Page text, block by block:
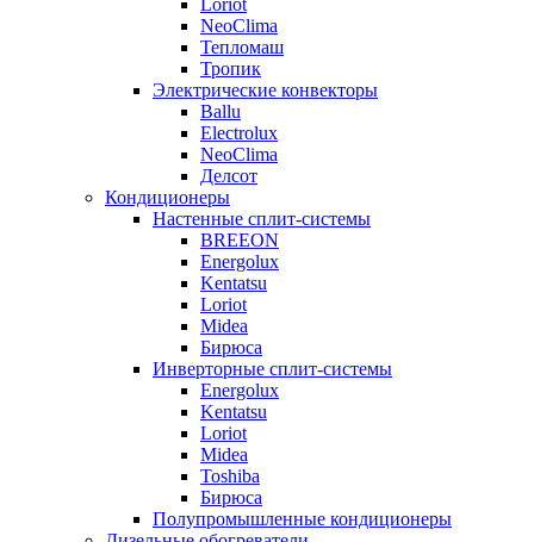
Loriot
NeoClima
Тепломаш
Тропик
Электрические конвекторы
Ballu
Electrolux
NeoClima
Делсот
Кондиционеры
Настенные сплит-системы
BREEON
Energolux
Kentatsu
Loriot
Midea
Бирюса
Инверторные сплит-системы
Energolux
Kentatsu
Loriot
Midea
Toshiba
Бирюса
Полупромышленные кондиционеры